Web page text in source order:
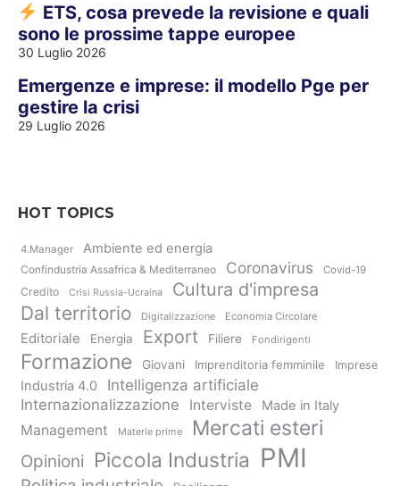
ETS, cosa prevede la revisione e quali
sono le prossime tappe europee
30 Luglio 2026
Emergenze e imprese: il modello Pge per
gestire la crisi
29 Luglio 2026
HOT TOPICS
4.Manager Ambiente ed energia
Confindustria Assafrica & Mediterraneo Coronavirus Covid-19
Credito Crisi Russia-Ucraina Cultura d'impresa
Dal territorio Digitalizzazione Economia Circolare
Editoriale Energia Export Filiere Fondirigenti
Formazione Giovani Imprenditoria femminile Imprese
Industria 4.0
Intelligenza artificiale
Internazionalizzazione
Interviste Made in Italy
Management Materie prime Mercati esteri
Opinioni Piccola Industria PMI